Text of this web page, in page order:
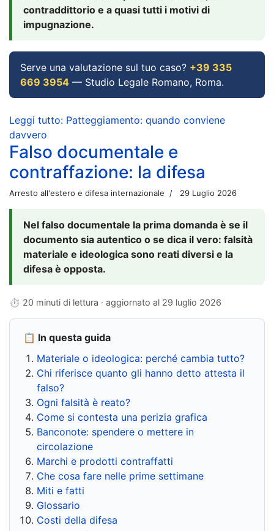
contraddittorio e a quasi tutti i motivi di
impugnazione.
Serve una valutazione sul tuo caso? +39 335
669 3954 — Studio Legale Romano, Roma.
Leggi tutto: Patteggiamento: quando conviene
davvero
Falso documentale e
contraffazione: la difesa
Arresto all'estero e difesa internazionale 29 Luglio 2026
Nel falso documentale la prima domanda è se il
documento sia autentico o se dica il vero: falsità
materiale e ideologica sono reati diversi e la
difesa è opposta.
⏱ 20 minuti di lettura · aggiornato al 29 luglio 2026
📋 In questa guida
Materiale o ideologica: perché cambia tutto?
Chi riferisce quanto gli hanno detto attesta il
falso?
Ogni falsità è reato?
Come si contesta una perizia grafica
Banconote: spendere o mettere in
circolazione
Marchi e prodotti contraffatti
Che cosa fare nelle prime settimane
Miti e fatti
Glossario
Costi della difesa